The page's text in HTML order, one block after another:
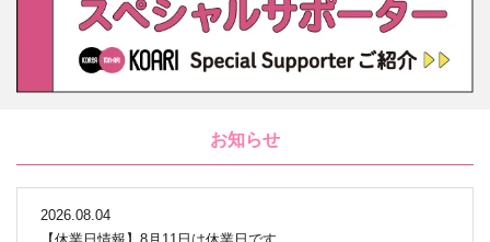
お知らせ
2026.08.04